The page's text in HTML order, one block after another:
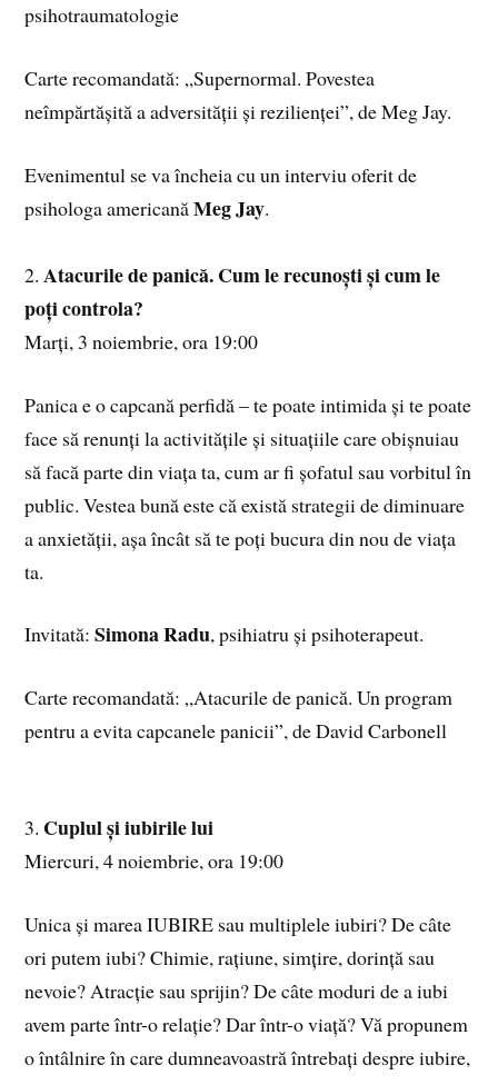
psihotraumatologie
Carte recomandată: „Supernormal. Povestea
neîmpărtășită a adversității și rezilienței”, de Meg Jay.
Evenimentul se va încheia cu un interviu oferit de
psihologa americanăMeg Jay.
2.Atacurile de panică. Cum le recunoști și cum le
poți controla?
Marți, 3 noiembrie, ora 19:00
Panica e o capcană perfidă – te poate intimida și te poate
face să renunți la activitățile și situațiile care obișnuiau
să facă parte din viața ta, cum ar fi șofatul sau vorbitul în
public. Vestea bună este că există strategii de diminuare
a anxietății, așa încât să te poți bucura din nou de viața
ta.
Invitată:Simona Radu, psihiatru și psihoterapeut.
Carte recomandată: „Atacurile de panică. Un program
pentru a evita capcanele panicii”, de David Carbonell
3. Cuplul și iubirile lui
Miercuri, 4 noiembrie, ora 19:00
Unica și marea IUBIRE sau multiplele iubiri? De câte
ori putem iubi? Chimie, rațiune, simțire, dorință sau
nevoie? Atracție sau sprijin? De câte moduri de a iubi
avem parte într-o relație? Dar într-o viață? Vă propunem
o întâlnire în care dumneavoastră întrebați despre iubire,